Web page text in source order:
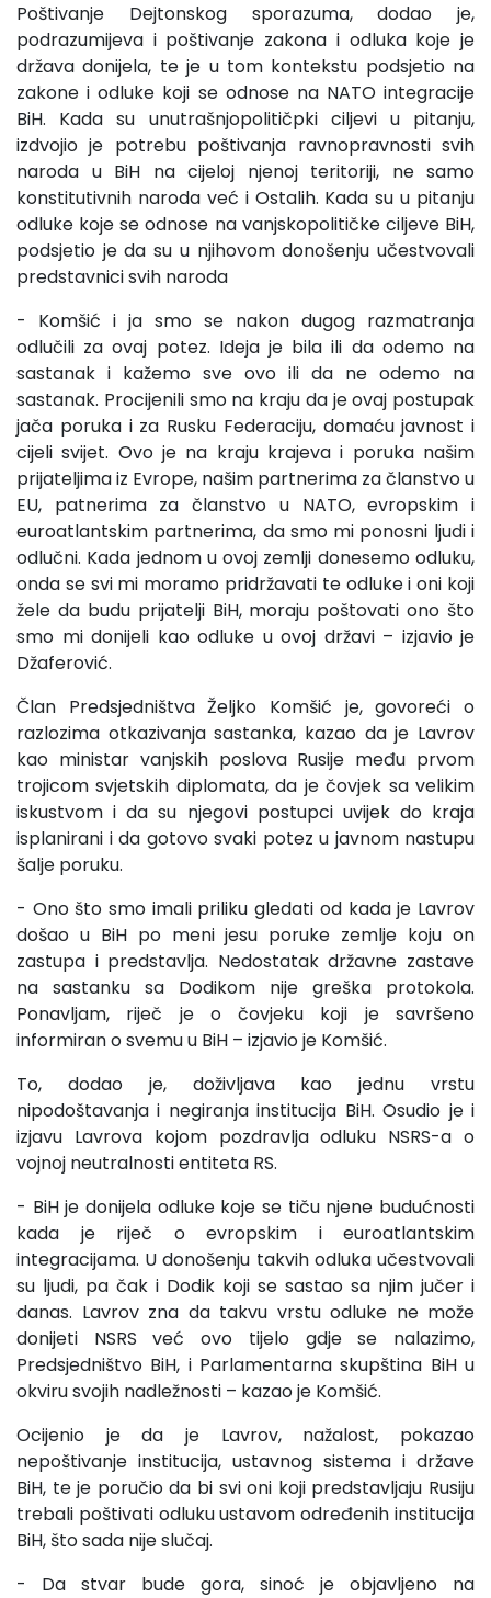
Poštivanje Dejtonskog sporazuma, dodao je,
podrazumijeva i poštivanje zakona i odluka koje je
država donijela, te je u tom kontekstu podsjetio na
zakone i odluke koji se odnose na NATO integracije
BiH. Kada su unutrašnjopolitičpki ciljevi u pitanju,
izdvojio je potrebu poštivanja ravnopravnosti svih
naroda u BiH na cijeloj njenoj teritoriji, ne samo
konstitutivnih naroda već i Ostalih. Kada su u pitanju
odluke koje se odnose na vanjskopolitičke ciljeve BiH,
podsjetio je da su u njihovom donošenju učestvovali
predstavnici svih naroda
- Komšić i ja smo se nakon dugog razmatranja
odlučili za ovaj potez. Ideja je bila ili da odemo na
sastanak i kažemo sve ovo ili da ne odemo na
sastanak. Procijenili smo na kraju da je ovaj postupak
jača poruka i za Rusku Federaciju, domaću javnost i
cijeli svijet. Ovo je na kraju krajeva i poruka našim
prijateljima iz Evrope, našim partnerima za članstvo u
EU, patnerima za članstvo u NATO, evropskim i
euroatlantskim partnerima, da smo mi ponosni ljudi i
odlučni. Kada jednom u ovoj zemlji donesemo odluku,
onda se svi mi moramo pridržavati te odluke i oni koji
žele da budu prijatelji BiH, moraju poštovati ono što
smo mi donijeli kao odluke u ovoj državi – izjavio je
Džaferović.
Član Predsjedništva Željko Komšić je, govoreći o
razlozima otkazivanja sastanka, kazao da je Lavrov
kao ministar vanjskih poslova Rusije među prvom
trojicom svjetskih diplomata, da je čovjek sa velikim
iskustvom i da su njegovi postupci uvijek do kraja
isplanirani i da gotovo svaki potez u javnom nastupu
šalje poruku.
- Ono što smo imali priliku gledati od kada je Lavrov
došao u BiH po meni jesu poruke zemlje koju on
zastupa i predstavlja. Nedostatak državne zastave
na sastanku sa Dodikom nije greška protokola.
Ponavljam, riječ je o čovjeku koji je savršeno
informiran o svemu u BiH – izjavio je Komšić.
To, dodao je, doživljava kao jednu vrstu
nipodoštavanja i negiranja institucija BiH. Osudio je i
izjavu Lavrova kojom pozdravlja odluku NSRS-a o
vojnoj neutralnosti entiteta RS.
- BiH je donijela odluke koje se tiču njene budućnosti
kada je riječ o evropskim i euroatlantskim
integracijama. U donošenju takvih odluka učestvovali
su ljudi, pa čak i Dodik koji se sastao sa njim jučer i
danas. Lavrov zna da takvu vrstu odluke ne može
donijeti NSRS već ovo tijelo gdje se nalazimo,
Predsjedništvo BiH, i Parlamentarna skupština BiH u
okviru svojih nadležnosti – kazao je Komšić.
Ocijenio je da je Lavrov, nažalost, pokazao
nepoštivanje institucija, ustavnog sistema i države
BiH, te je poručio da bi svi oni koji predstavljaju Rusiju
trebali poštivati odluku ustavom određenih institucija
BiH, što sada nije slučaj.
- Da stvar bude gora, sinoć je objavljeno na